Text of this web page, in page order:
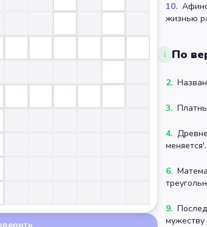
10.
жизнью
↓ По
2.
3.
4.
меняется'.
6.
9.
мужеству